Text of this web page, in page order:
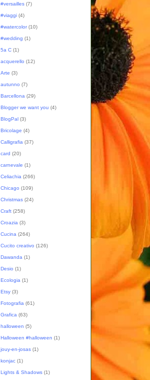
#versailles (7)
#viaggi (4)
#watercolor (10)
#wedding (1)
5a C (1)
acquerello (12)
Arte (3)
autunno (7)
Barcellona (29)
Blogger we want you (4)
BlogPal (3)
Bricolage (4)
Calligrafia (37)
card (20)
carnevale (1)
Celiachia (266)
Chicago (109)
Christmas (24)
Craft (258)
Croazia (3)
Cucina (264)
Cucito creativo (126)
Dawanda (1)
Desio (1)
Ecologia (1)
Etsy (3)
Fotografia (61)
Grafica (63)
halloween (5)
Halloween #halloween (1)
jouy-en-josas (1)
konjac (1)
Lights & Shadows (1)